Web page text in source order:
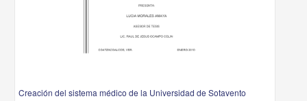
Creación del sistema médico de la Universidad de Sotavento